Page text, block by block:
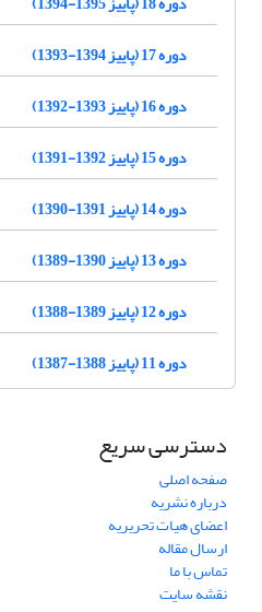
دوره 17 (پاییز 1394-1393)
دوره 16 (پاییز 1393-1392)
دوره 15 (پاییز 1392-1391)
دوره 14 (پاییز 1391-1390)
دوره 13 (پاییز 1390-1389)
دوره 12 (پاییز 1389-1388)
دوره 11 (پاییز 1388-1387)
دسترسی سریع
صفحه اصلی
درباره نشریه
اعضای هیات تحریریه
ارسال مقاله
تماس با ما
نقشه سایت